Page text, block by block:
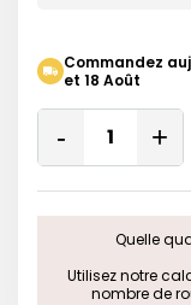
Commandez
et 18 Août
Quantity
Remove
One
Add
One
Quelle
Utilisez notre
nombre de